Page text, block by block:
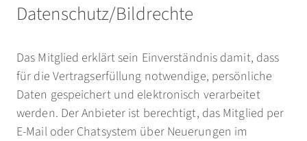
Datenschutz/Bildrechte
Das Mitglied erklärt sein Einverständnis damit, dass
für die Vertragserfüllung notwendige, persönliche
Daten gespeichert und elektronisch verarbeitet
werden. Der Anbieter ist berechtigt, das Mitglied per
E-Mail oder Chatsystem über Neuerungen im